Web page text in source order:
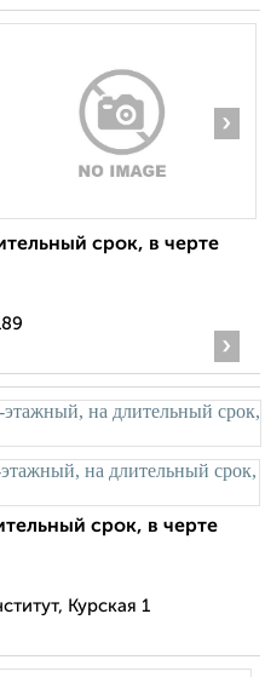
›
срок, в черте
›
срок, в черте
Курская 1